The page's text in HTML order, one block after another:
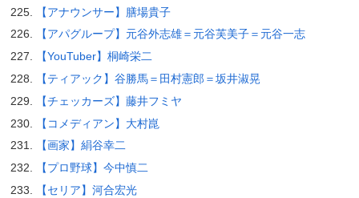
【アナウンサー】膳場貴子
【アパグループ】元谷外志雄＝元谷芙美子＝元谷一志
【YouTuber】桐崎栄二
【ティアック】谷勝馬＝田村憲郎＝坂井淑晃
【チェッカーズ】藤井フミヤ
【コメディアン】大村崑
【画家】絹谷幸二
【プロ野球】今中慎二
【セリア】河合宏光